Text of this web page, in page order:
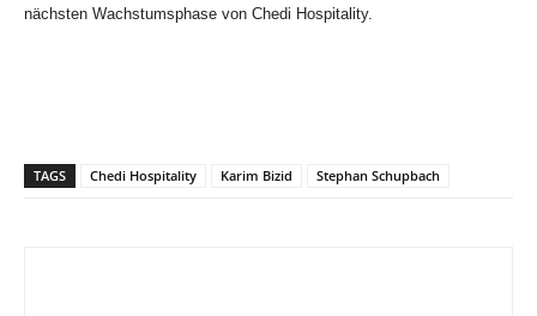
nächsten Wachstumsphase von Chedi Hospitality.
TAGS Chedi Hospitality Karim Bizid Stephan Schupbach